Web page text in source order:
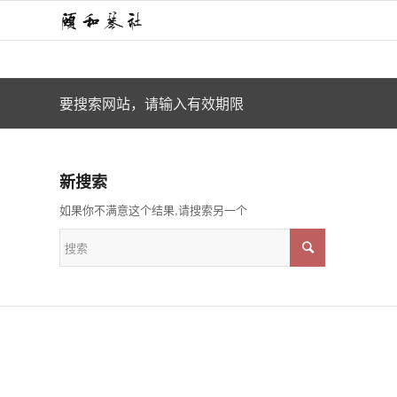
要搜索网站，请输入有效期限
新搜索
如果你不满意这个结果,请搜索另一个